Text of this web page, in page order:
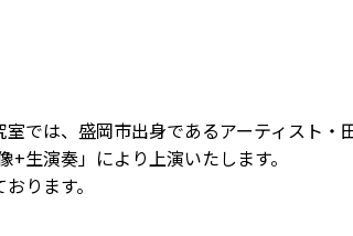
では、盛岡市出身であるアーティスト
+生演奏」により上演いたします。
ります。